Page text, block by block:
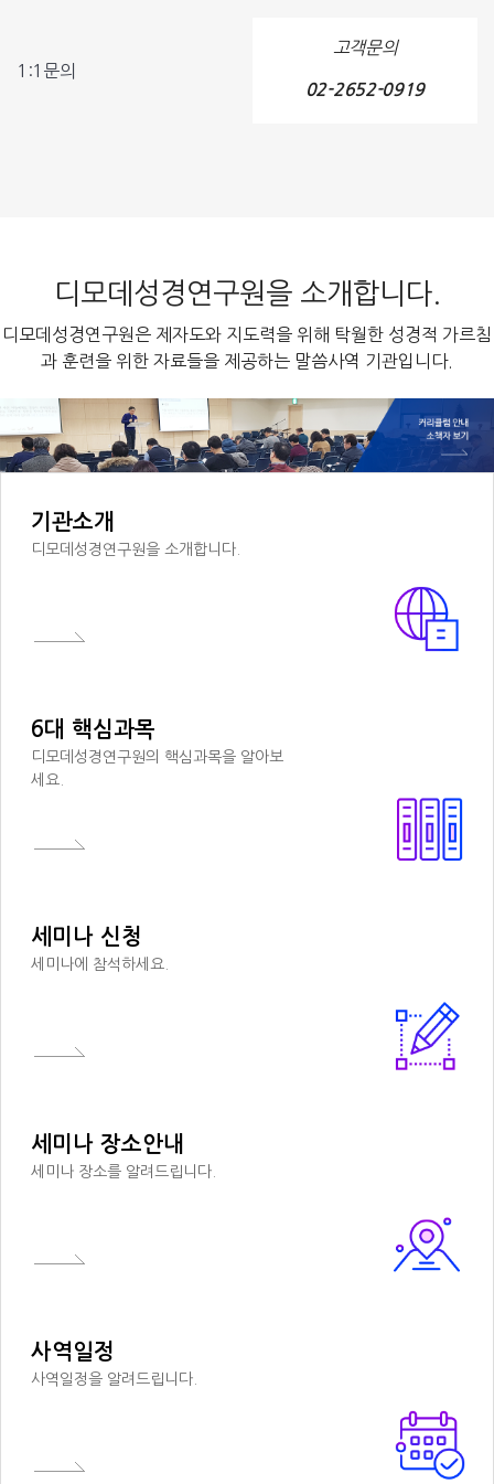
1:1문의
고객문의
02-2652-0919
디모데성경연구원을 소개합니다.
디모데성경연구원은 제자도와 지도력을 위해 탁월한 성경적 가르침
과 훈련을 위한 자료들을 제공하는 말씀사역 기관입니다.
기관소개
디모데성경연구원을 소개합니다.
6대 핵심과목
디모데성경연구원의 핵심과목을 알아보
세요.
세미나 신청
세미나에 참석하세요.
세미나 장소안내
세미나 장소를 알려드립니다.
사역일정
사역일정을 알려드립니다.